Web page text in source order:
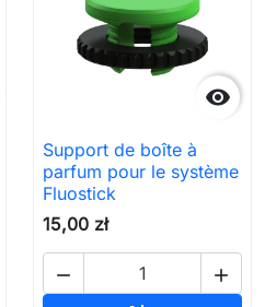

Support de boîte à
parfum pour le système
Fluostick
15,00 zł
 